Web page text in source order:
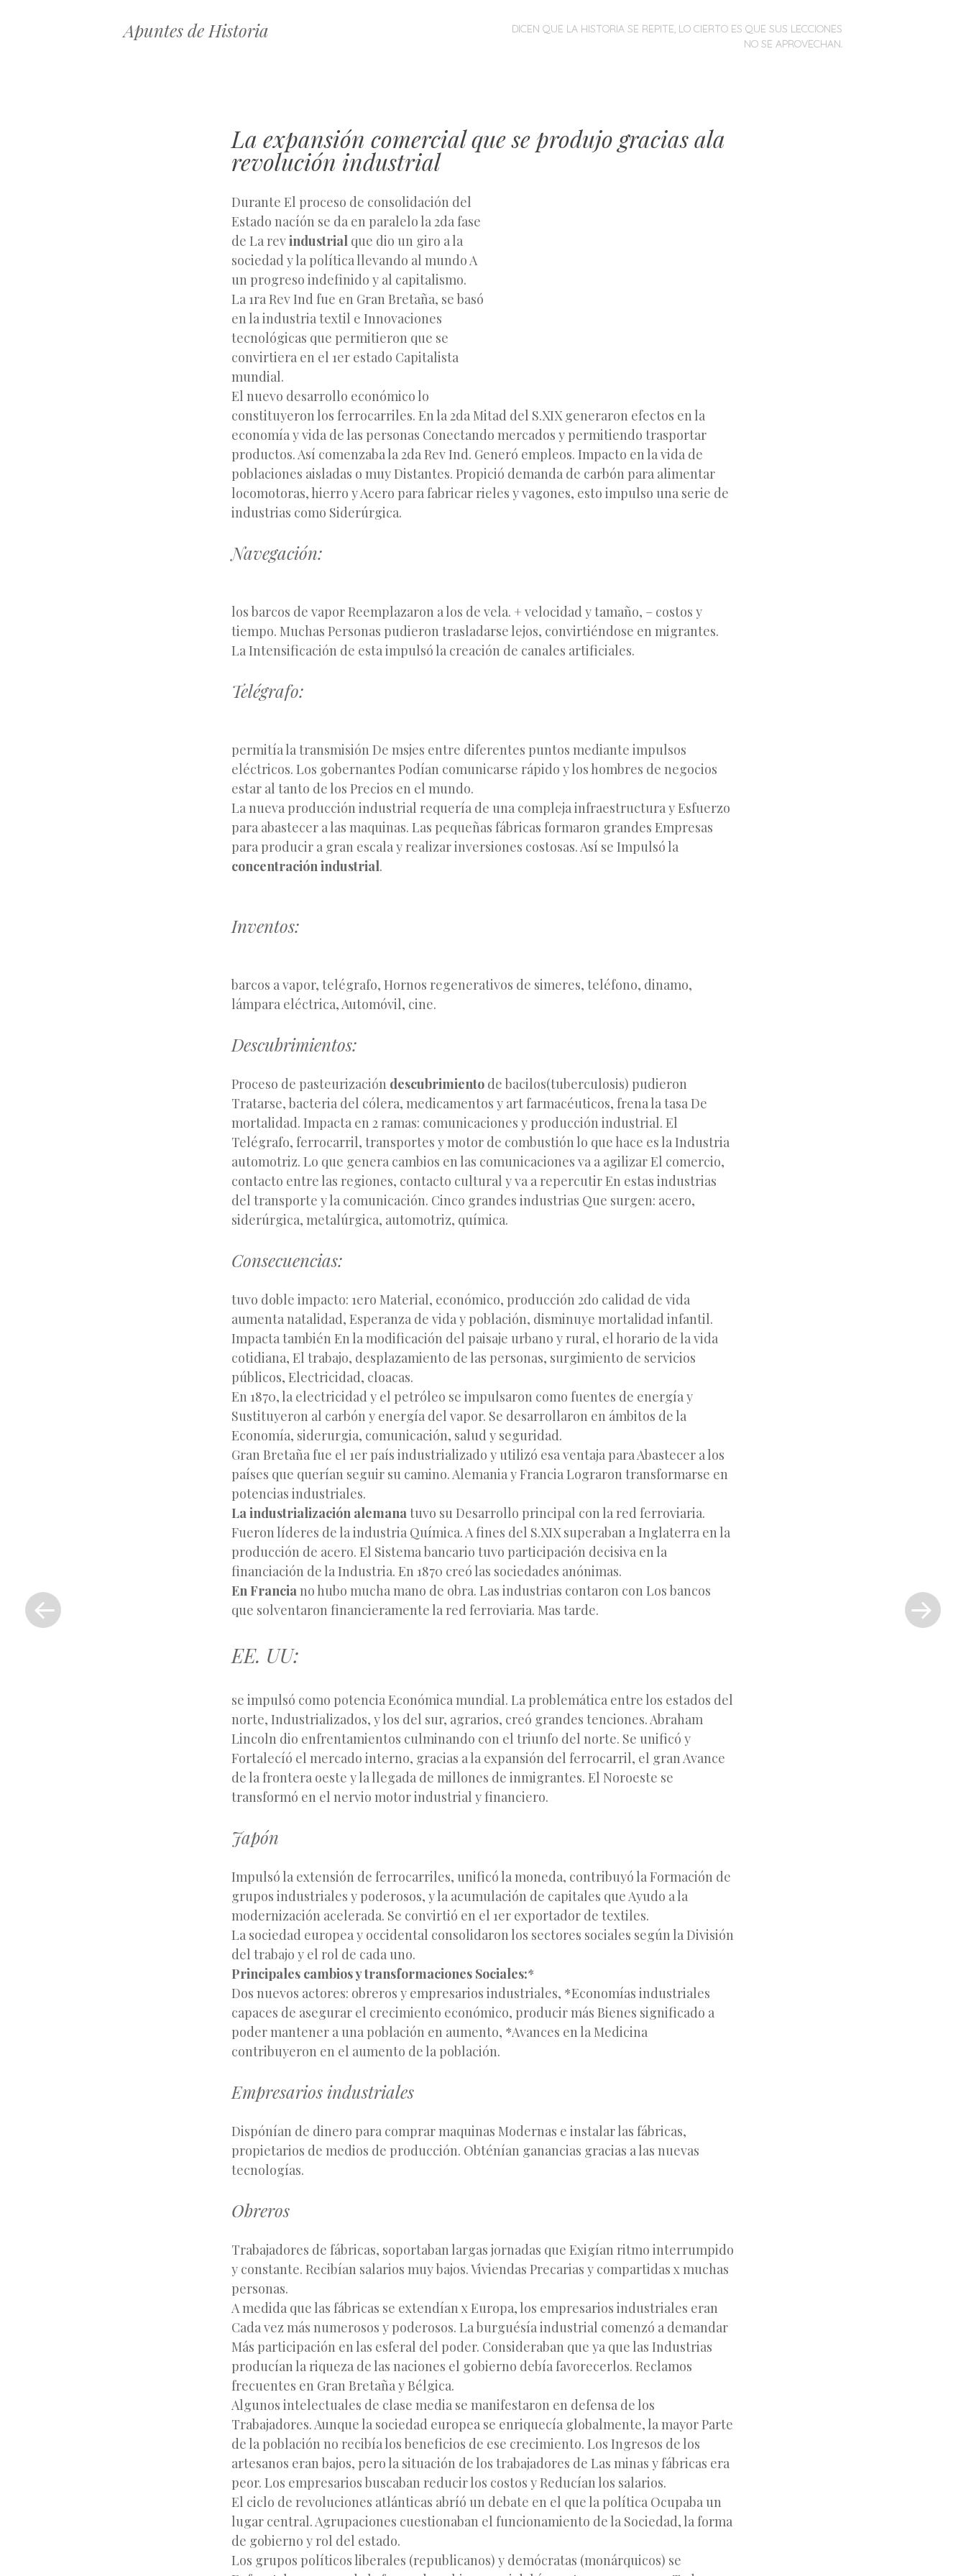
Apuntes de Historia MENÚ
SALTARDICEN QUE LA HISTORIA SE REPITE, LO CIERTO ES QUE SUS LECCIONES
NO SE APROVECHAN.
La expansión comercial que se produjo gracias ala
revolución industrial
Durante El proceso de consolidación del
Estado nacíón se da en paralelo la 2da fase
de La revindustrial que dio un giro a la
sociedad y la política llevando al mundo A
un progreso indefinido y al capitalismo.
La 1ra Rev Ind fue en Gran Bretaña, se basó
en la industria textil e Innovaciones
tecnológicas que permitieron que se
convirtiera en el 1er estado Capitalista
mundial.
El nuevo desarrollo económico lo
constituyeron los ferrocarriles. En la 2da Mitad del S.XIX generaron efectos en la
economía y vida de las personas Conectando mercados y permitiendo trasportar
productos. Así comenzaba la 2da Rev Ind. Generó empleos. Impacto en la vida de
poblaciones aisladas o muy Distantes. Propició demanda de carbón para alimentar
locomotoras, hierro y Acero para fabricar rieles y vagones, esto impulso una serie de
industrias como Siderúrgica.
Navegación:
los barcos de vapor Reemplazaron a los de vela. + velocidad y tamaño, – costos y
tiempo. Muchas Personas pudieron trasladarse lejos, convirtiéndose en migrantes.
La Intensificación de esta impulsó la creación de canales artificiales.
Telégrafo:
permitía la transmisión De msjes entre diferentes puntos mediante impulsos
eléctricos. Los gobernantes Podían comunicarse rápido y los hombres de negocios
estar al tanto de los Precios en el mundo.
La nueva producción industrial requería de una compleja infraestructura y Esfuerzo
para abastecer a las maquinas. Las pequeñas fábricas formaron grandes Empresas
para producir a gran escala y realizar inversiones costosas. Así se Impulsó la
concentración industrial.
Inventos:
barcos a vapor, telégrafo, Hornos regenerativos de simeres, teléfono, dinamo,
lámpara eléctrica, Automóvil, cine.
Descubrimientos:
Proceso de pasteurización descubrimiento de bacilos(tuberculosis) pudieron
Tratarse, bacteria del cólera, medicamentos y art farmacéuticos, frena la tasa De
mortalidad. Impacta en 2 ramas: comunicaciones y producción industrial. El
Telégrafo, ferrocarril, transportes y motor de combustión lo que hace es la Industria
automotriz. Lo que genera cambios en las comunicaciones va a agilizar El comercio,
contacto entre las regiones, contacto cultural y va a repercutir En estas industrias
del transporte y la comunicación. Cinco grandes industrias Que surgen: acero,
siderúrgica, metalúrgica, automotriz, química.
Consecuencias:
tuvo doble impacto: 1ero Material, económico, producción 2do calidad de vida
aumenta natalidad, Esperanza de vida y población, disminuye mortalidad infantil.
Impacta también En la modificación del paisaje urbano y rural, el horario de la vida
cotidiana, El trabajo, desplazamiento de las personas, surgimiento de servicios
públicos, Electricidad, cloacas.
En 1870, la electricidad y el petróleo se impulsaron como fuentes de energía y
Sustituyeron al carbón y energía del vapor. Se desarrollaron en ámbitos de la
Economía, siderurgia, comunicación, salud y seguridad.
Gran Bretaña fue el 1er país industrializado y utilizó esa ventaja para Abastecer a los
países que querían seguir su camino. Alemania y Francia Lograron transformarse en
potencias industriales.
La industrialización alemanatuvo su Desarrollo principal con la red ferroviaria.
Fueron líderes de la industria Química. A fines del S.XIX superaban a Inglaterra en la
producción de acero. El Sistema bancario tuvo participación decisiva en la
financiación de la Industria. En 1870 creó las sociedades anónimas.
En Franciano hubo mucha mano de obra. Las industrias contaron con Los bancos
que solventaron financieramente la red ferroviaria. Mas tarde.
EE. UU:
se impulsó como potencia Económica mundial. La problemática entre los estados del
norte, Industrializados, y los del sur, agrarios, creó grandes tenciones. Abraham
Lincoln dio enfrentamientos culminando con el triunfo del norte. Se unificó y
Fortalecíó el mercado interno, gracias a la expansión del ferrocarril, el gran Avance
de la frontera oeste y la llegada de millones de inmigrantes. El Noroeste se
transformó en el nervio motor industrial y financiero.
Japón
Impulsó la extensión de ferrocarriles, unificó la moneda, contribuyó la Formación de
grupos industriales y poderosos, y la acumulación de capitales que Ayudo a la
modernización acelerada. Se convirtió en el 1er exportador de textiles.
La sociedad europea y occidental consolidaron los sectores sociales según la División
del trabajo y el rol de cada uno.
Principales cambios y transformaciones Sociales:*
Dos nuevos actores: obreros y empresarios industriales, *Economías industriales
capaces de asegurar el crecimiento económico, producir más Bienes significado a
poder mantener a una población en aumento, *Avances en la Medicina
contribuyeron en el aumento de la población.
Empresarios industriales
Dispónían de dinero para comprar maquinas Modernas e instalar las fábricas,
propietarios de medios de producción. Obténían ganancias gracias a las nuevas
tecnologías.
Obreros
Trabajadores de fábricas, soportaban largas jornadas que Exigían ritmo interrumpido
y constante. Recibían salarios muy bajos. Viviendas Precarias y compartidas x muchas
personas.
A medida que las fábricas se extendían x Europa, los empresarios industriales eran
Cada vez más numerosos y poderosos. La burguésía industrial comenzó a demandar
Más participación en las esferal del poder. Consideraban que ya que las Industrias
producían la riqueza de las naciones el gobierno debía favorecerlos. Reclamos
frecuentes en Gran Bretaña y Bélgica.
Algunos intelectuales de clase media se manifestaron en defensa de los
Trabajadores. Aunque la sociedad europea se enriquecía globalmente, la mayor Parte
de la población no recibía los beneficios de ese crecimiento. Los Ingresos de los
artesanos eran bajos, pero la situación de los trabajadores de Las minas y fábricas era
peor. Los empresarios buscaban reducir los costos y Reducían los salarios.
El ciclo de revoluciones atlánticas abríó un debate en el que la política Ocupaba un
lugar central. Agrupaciones cuestionaban el funcionamiento de la Sociedad, la forma
de gobierno y rol del estado.
Los grupos políticos liberales (republicanos) y demócratas (monárquicos) se
Entrada
anterior
entrada